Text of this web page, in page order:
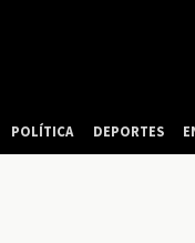
POLÍTICA DEPORTES